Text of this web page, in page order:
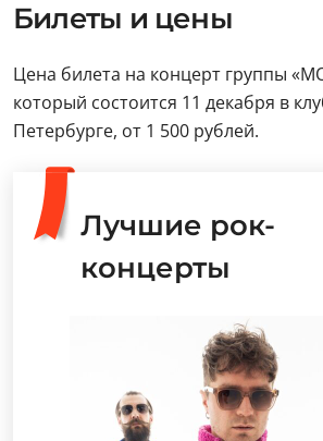
Билеты и цены
Цена билета на концерт группы
который состоится 11 декабря в
Петербурге, от 1 500 рублей.
Лучшие рок-
концерты